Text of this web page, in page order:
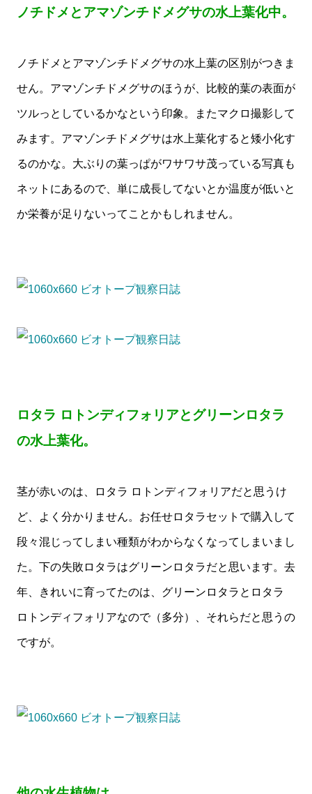
ノチドメとアマゾンチドメグサの水上葉化中。
ノチドメとアマゾンチドメグサの水上葉の区別がつきま
せん。アマゾンチドメグサのほうが、比較的葉の表面が
ツルっとしているかなという印象。またマクロ撮影して
みます。アマゾンチドメグサは水上葉化すると矮小化す
るのかな。大ぶりの葉っぱがワサワサ茂っている写真も
ネットにあるので、単に成長してないとか温度が低いと
か栄養が足りないってことかもしれません。
ロタラ ロトンディフォリアとグリーンロタラ
の水上葉化。
茎が赤いのは、ロタラ ロトンディフォリアだと思うけ
ど、よく分かりません。お任せロタラセットで購入して
段々混じってしまい種類がわからなくなってしまいまし
た。下の失敗ロタラはグリーンロタラだと思います。去
年、きれいに育ってたのは、グリーンロタラとロタラ
ロトンディフォリアなので（多分）、それらだと思うの
ですが。